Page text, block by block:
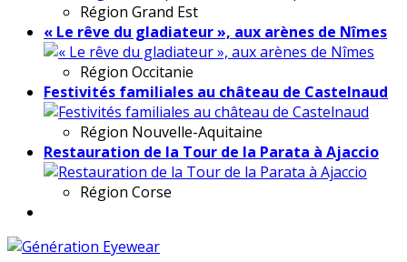
Région Grand Est
« Le rêve du gladiateur », aux arènes de Nîmes
Région Occitanie
Festivités familiales au château de Castelnaud
Région Nouvelle-Aquitaine
Restauration de la Tour de la Parata à Ajaccio
Région Corse